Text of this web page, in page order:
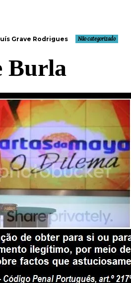
Grave Rodrigues Não categorizado
Burla